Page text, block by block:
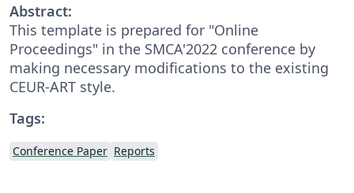
Abstract:
This template is prepared for "Online
Proceedings" in the SMCA'2022 conference by
making necessary modifications to the existing
CEUR-ART style.
Tags:
Conference Paper Reports